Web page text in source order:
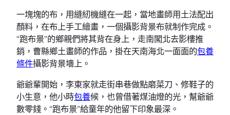
一塊塊的布，用縫紉機縫在一起，當地畫師用土法配出
顏料，在布上手工繪畫，一個攝影背景布就制作完成。
“跑布景”的鄉親們將其背在身上，走南闖北去影樓推
銷，曹縣鄉土畫師的作品，掛在天南海北一面面的包養
條件攝影背景墻上。
爺爺輩開始，李東家就走街串巷做點磨菜刀、修鞋子的
小生意，他小時包養候，也曾借著煤油燈的光，幫爺爺
數零錢。“跑布景”給童年的他留下印象最深。